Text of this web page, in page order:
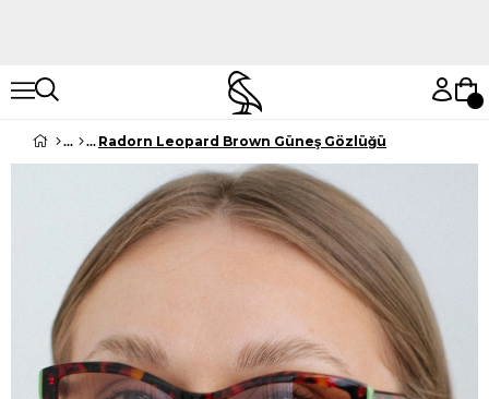
Radorn Leopard Brown Güneş Gözlüğü